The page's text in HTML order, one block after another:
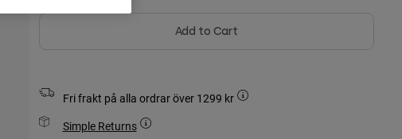
Add to Cart
Fri frakt på alla ordrar över 1299 kr
Simple Returns